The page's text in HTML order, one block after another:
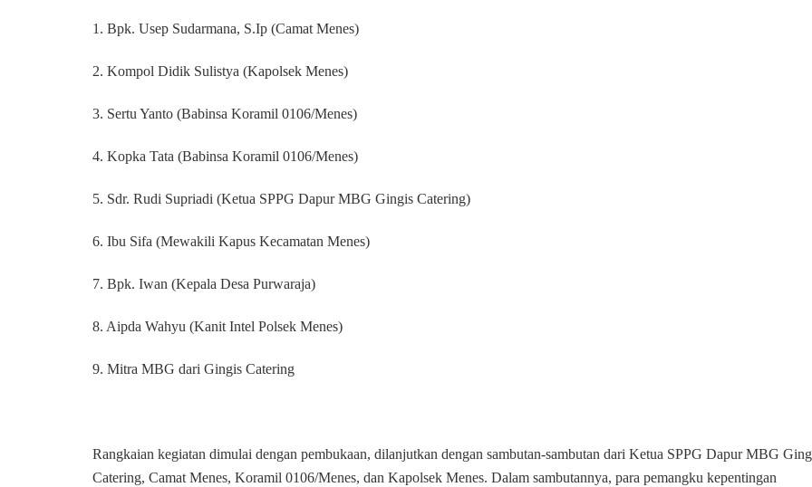
1. Bpk. Usep Sudarmana, S.Ip (Camat Menes)
2. Kompol Didik Sulistya (Kapolsek Menes)
3. Sertu Yanto (Babinsa Koramil 0106/Menes)
4. Kopka Tata (Babinsa Koramil 0106/Menes)
5. Sdr. Rudi Supriadi (Ketua SPPG Dapur MBG Gingis Catering)
6. Ibu Sifa (Mewakili Kapus Kecamatan Menes)
7. Bpk. Iwan (Kepala Desa Purwaraja)
8. Aipda Wahyu (Kanit Intel Polsek Menes)
9. Mitra MBG dari Gingis Catering
Rangkaian kegiatan dimulai dengan pembukaan, dilanjutkan dengan sambutan-sambutan dari Ketua SPPG Dapur MBG
Catering, Camat Menes, Koramil 0106/Menes, dan Kapolsek Menes. Dalam sambutannya, para pemangku kepentingan